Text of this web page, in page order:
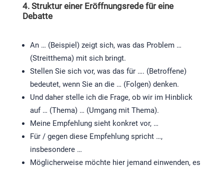
4. Struktur einer Eröffnungsrede für eine
Debatte
An … (Beispiel) zeigt sich, was das Problem …
(Streitthema) mit sich bringt.
Stellen Sie sich vor, was das für …. (Betroffene)
bedeutet, wenn Sie an die … (Folgen) denken.
Und daher stelle ich die Frage, ob wir im Hinblick
auf … (Thema) … (Umgang mit Thema).
Meine Empfehlung sieht konkret vor, …
Für / gegen diese Empfehlung spricht …,
insbesondere …
Möglicherweise möchte hier jemand einwenden, es